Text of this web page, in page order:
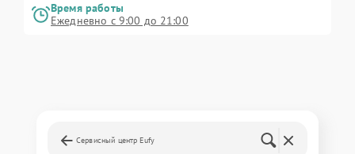
Время работы
Ежедневно с 9:00 до 21:00
Сервисный центр Eufy